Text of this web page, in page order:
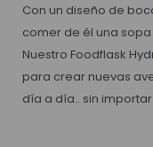
Con un diseño de
comer de él una
Nuestro Foodflask
para crear nuevas
día a día.. sin